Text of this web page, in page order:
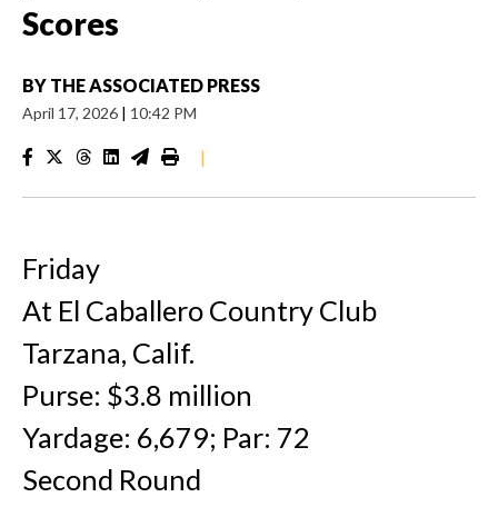
Scores
BY THE ASSOCIATED PRESS
April 17, 2026 | 10:42 PM
|
Friday
At El Caballero Country Club
Tarzana, Calif.
Purse: $3.8 million
Yardage: 6,679; Par: 72
Second Round